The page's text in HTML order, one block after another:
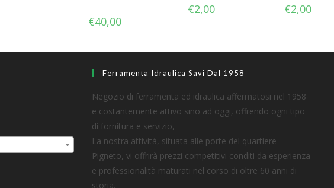
€40,00
€2,00 €2,00
Ferramenta Idraulica Savi Dal 1958
Negozio di ferramenta ed idraulica affermatosi nel 1958
e costantemente attivo sino ad oggi, offrendo ogni tipo
di fornitura e servizio,
La nostra attività, situata alle porte del quartiere
Pigneto, vi offrirà prezzi competitivi conditi da esperienza
e professionalità maturati nel corso di oltre 60 anni di
storia.